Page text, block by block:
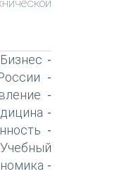
Бизнес -
-
-
-
-
Учебный
-